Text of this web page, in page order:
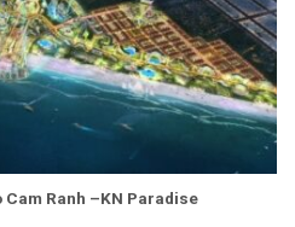
Cam Ranh –KN Paradise